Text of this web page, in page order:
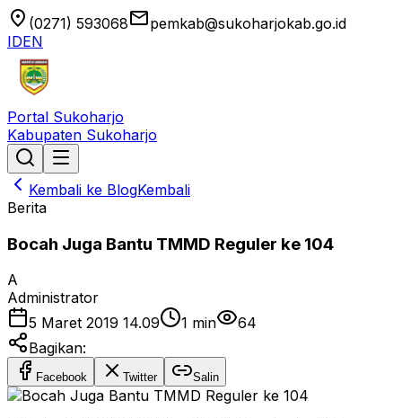
location_on (0271) 593068emailpemkab@sukoharjokab.go.id
IDEN
Portal Sukoharjo
Kabupaten Sukoharjo
Kembali ke BlogKembali
Berita
Bocah Juga Bantu TMMD Reguler ke 104
A
Administrator
5 Maret 2019 14.09
1 min
64
Bagikan:
Facebook Twitter Salin